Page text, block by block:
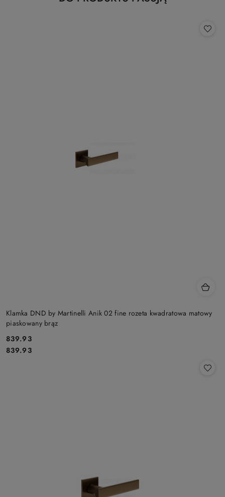
Pomiń karuzelę produktów
Klamka DND by Martinelli Anik 02 fine rozeta kwadratowa matowy
piaskowany brąz
Cena:
839.93
Cena:
839.93